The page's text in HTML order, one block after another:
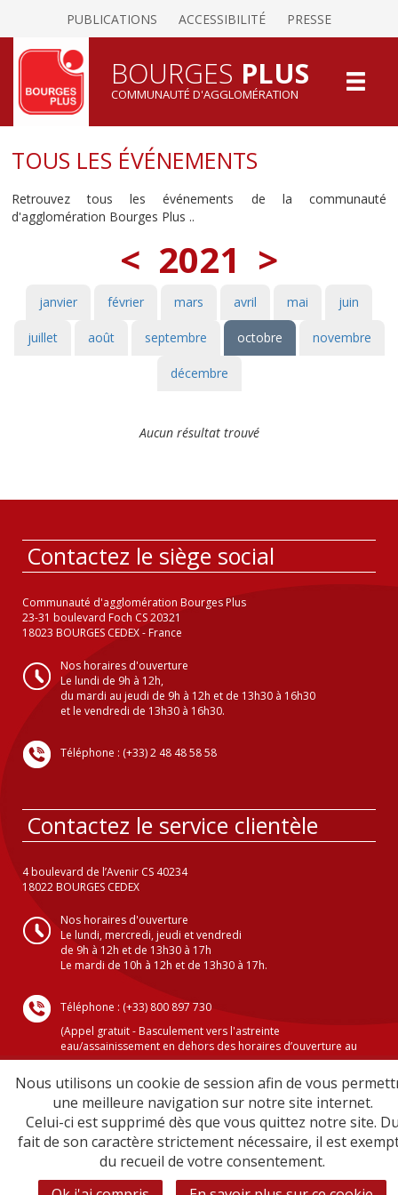
PUBLICATIONS ACCESSIBILITÉ PRESSE
BOURGES PLUS
COMMUNAUTÉ D'AGGLOMÉRATION
TOUS LES ÉVÉNEMENTS
Retrouvez tous les événements de la communauté
d'agglomération Bourges Plus ..
< 2021 >
janvier février mars avril mai juin
juillet août septembre octobre novembre
décembre
Aucun résultat trouvé
Contactez le siège social
Communauté d'agglomération Bourges Plus
23-31 boulevard Foch CS 20321
18023 BOURGES CEDEX - France
Nos horaires d'ouverture
Le lundi de 9h à 12h,
du mardi au jeudi de 9h à 12h et de 13h30 à 16h30
et le vendredi de 13h30 à 16h30.
Téléphone : (+33) 2 48 48 58 58
Contactez le service clientèle
4 boulevard de l’Avenir CS 40234
18022 BOURGES CEDEX
Nos horaires d'ouverture
Le lundi, mercredi, jeudi et vendredi
de 9h à 12h et de 13h30 à 17h
Le mardi de 10h à 12h et de 13h30 à 17h.
Téléphone : (+33) 800 897 730
(Appel gratuit - Basculement vers l'astreinte
eau/assainissement en dehors des horaires d’ouverture au
public )
Crédits
Mentions légales
Plan du site
Sécurité informatique
Nous utilisons un cookie de session afin de vous
une meilleure navigation sur notre site internet.
Celui-ci est supprimé dès que vous quittez notre site.
fait de son caractère strictement nécessaire, il est
du recueil de votre consentement.